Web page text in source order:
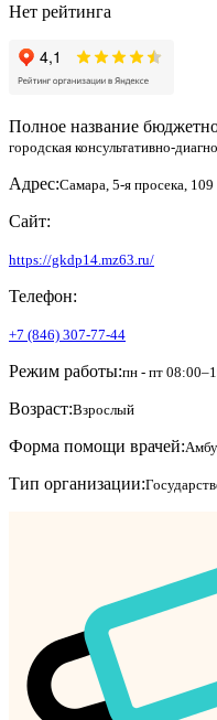
Нет рейтинга
Полное название
городская консультативно-
Адрес:Самара, 5-я просека, 109
Сайт:
https://gkdp14.mz63.ru/
Телефон:
+7 (846) 307-77-44
Режим работы:пн - пт
Возраст:Взрослый
Форма помощи врачей:
Тип организации: